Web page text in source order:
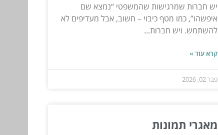
יש חברות שמרגישות שהמשפטי “נמצא שם
איפשהו”, כמו מטף כיבוי – חשוב, אבל מעדיפים לא
להשתמש. ויש חברות...
קרא עוד »
פבר 02, 2026
מאגרי תמונות